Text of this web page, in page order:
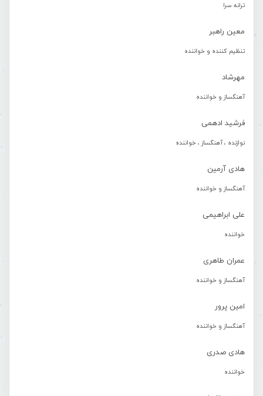
ترانه سرا
معین راهبر
تنظیم کننده و خواننده
مهرشاد
آهنگساز و خواننده
فرشید ادهمی
نوازنده ، آهنگساز ، خواننده
هادی آرمین
آهنگساز و خواننده
علی ابراهیمی
خواننده
عمران طاهری
آهنگساز و خواننده
امین پرور
آهنگساز و خواننده
هادی صدری
خواننده